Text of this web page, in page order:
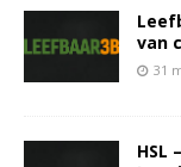
van
31
HSL